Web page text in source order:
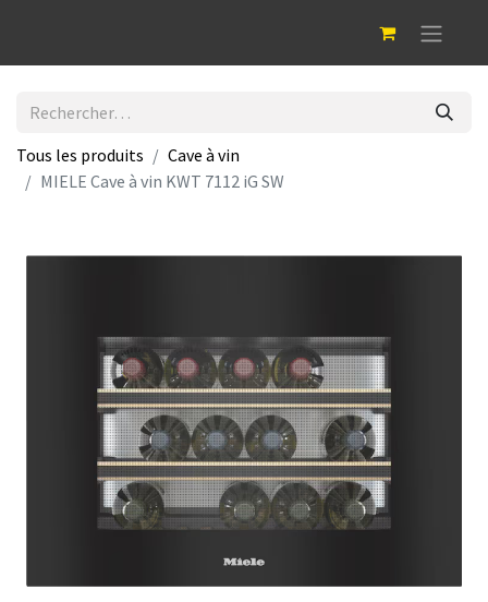
Tous les produits
Cave à vin
MIELE Cave à vin KWT 7112 iG SW